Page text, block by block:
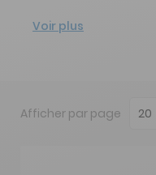
Voir plus
Afficher par page